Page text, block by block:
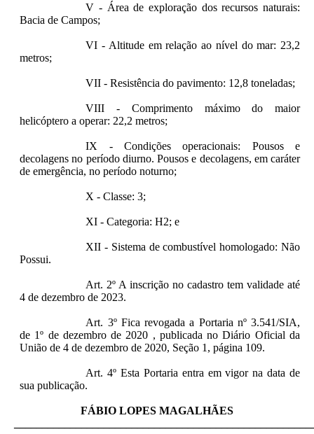
V - Área de exploração dos recursos naturais:
Bacia de Campos;
VI - Altitude em relação ao nível do mar: 23,2
metros;
VII - Resistência do pavimento: 12,8 toneladas;
VIII - Comprimento máximo do maior
helicóptero a operar: 22,2 metros;
IX - Condições operacionais: Pousos e
decolagens no período diurno. Pousos e decolagens, em caráter
de emergência, no período noturno;
X - Classe: 3;
XI - Categoria: H2; e
XII - Sistema de combustível homologado: Não
Possui.
Art. 2º A inscrição no cadastro tem validade até
4 de dezembro de 2023.
Art. 3º Fica revogada a Portaria nº 3.541/SIA,
de 1º de dezembro de 2020 , publicada no Diário Oficial da
União de 4 de dezembro de 2020, Seção 1, página 109.
Art. 4º Esta Portaria entra em vigor na data de
sua publicação.
FÁBIO LOPES MAGALHÃES